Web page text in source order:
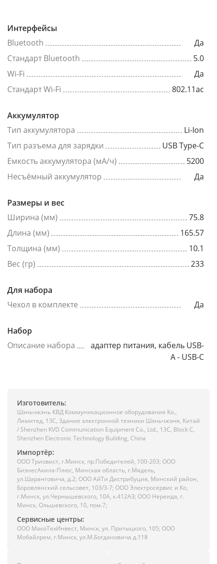
Интерфейсы
Bluetooth
Да
Стандарт Bluetooth
5.0
Wi-Fi
Да
Стандарт Wi-Fi
802.11ac
Аккумулятор
Тип аккумулятора
Li-Ion
Тип разъема для зарядки
USB Type-C
Емкость аккумулятора (мА/ч)
5200
Несъёмный аккумулятор
Да
Размеры и вес
Ширина (мм)
75.8
Длина (мм)
165.57
Толщина (мм)
10.1
Вес (гр)
233
Для набора
Чехол в комплекте
Да
Набор
Описание набора
адаптер питания, кабель USB-
A - USB-C
Изготовитель:
Шэньчжэнь КВД Коммуникационное оборудование Ко.,
Лимитед, 13C, Здание электронной техники Шэньчжэня, Китай
/ Shenzhen KVD Communication Equipment Co., Ltd., 13C, Block C,
Shenzhen Electronic Technology Building, China
Импортёр:
ООО Триовист, г.Минск, пр.Победителей, 100-203; ООО
БизнесАкила-Плюс, Минская область, г.Мядель,
ул.Шаранговича, д.2; ООО АйТи Дистрибуция, Минский район,
Боровлянский сельсовет, 103/3-7; ООО Электросервис и Ко,
г.Минск, ул.Чернышевского, 10А, к.412АЗ; ООО Нереида, г.
Минск, Ольшевского, 10, пом.7;
Сервисные центры:
ООО МакоТехИнвест, Минск, ул. Притыцкого, 105; ООО
Мобайлрем, г.Минск, ул.М.Богдановича д.118